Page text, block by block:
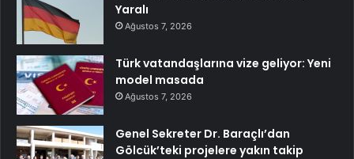
Yaralı
Ağustos 7, 2026
Türk vatandaşlarına vize geliyor: Yeni
model masada
Ağustos 7, 2026
Genel Sekreter Dr. Baraçlı’dan
Gölcük’teki projelere yakın takip